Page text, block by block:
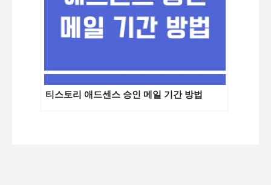
티스토리 애드센스 승인 메일 기간 방법